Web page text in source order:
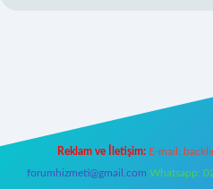
Reklam ve İletişim: E-mail:
forumhizmeti@gmail.com Whatsapp: